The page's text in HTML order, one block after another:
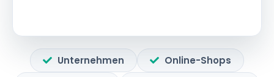
Unternehmen
Online-Shops